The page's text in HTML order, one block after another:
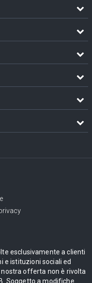
esclusivamente a clienti
e istituzioni sociali ed
nostra offerta non è rivolta
Soggetto a modifiche